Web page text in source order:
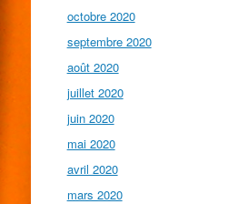
octobre 2020
septembre 2020
août 2020
juillet 2020
juin 2020
mai 2020
avril 2020
mars 2020